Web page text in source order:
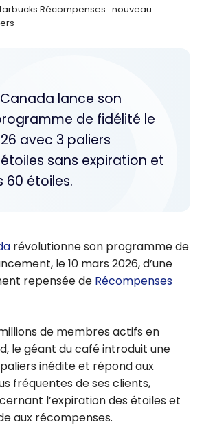
Récompenses : nouveau
lance son
de fidélité le
avec 3 paliers
sans expiration et
60 étoiles.
révolutionne son programme de
le 10 mars 2026, d’une
repensée de Récompenses
de membres actifs en
le géant du café introduit une
inédite et répond aux
fréquentes de ses clients,
l’expiration des étoiles et
aux récompenses.